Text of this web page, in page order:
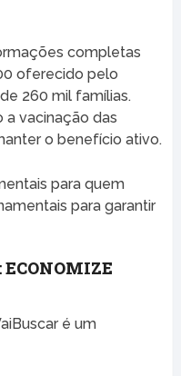
completas
oferecido pelo
260 mil famílias.
a vacinação das
o benefício ativo.
para quem
para garantir
ECONOMIZE
é um